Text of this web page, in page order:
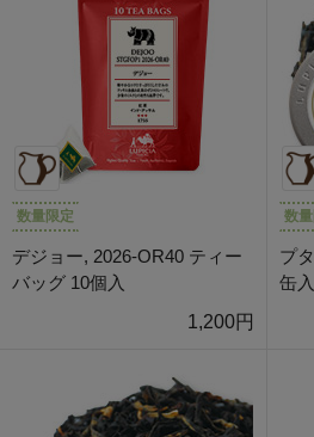
数量限定
デジョー, 2026-OR40 ティー
バッグ 10個入
1,200円
数
プ
缶入